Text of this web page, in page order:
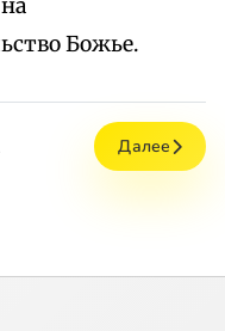
Божье.
Далее